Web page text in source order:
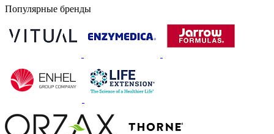
Популярные бренды